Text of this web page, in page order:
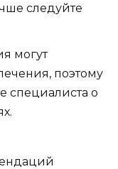
следуйте
могут
поэтому
специалиста о